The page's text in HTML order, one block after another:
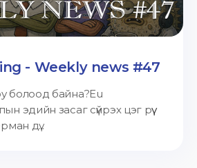
- Weekly news #47
болоод байна?Eu
эдийн засаг сүйрэх цэг рүү
дү...